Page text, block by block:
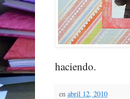
haciendo.
en abril 12, 2010